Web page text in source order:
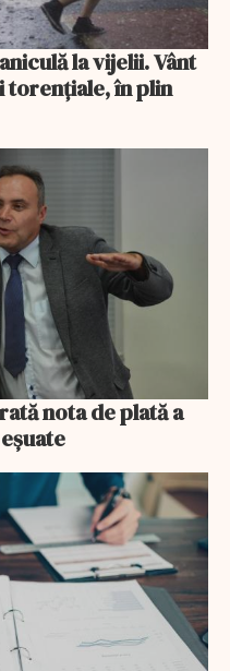
la vijelii. Vânt
torențiale, în plin
nota de plată a